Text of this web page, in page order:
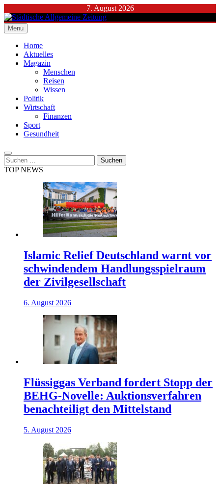
to
content
7. August 2026
Städtische Allgemeine Zeitung
Menu
Home
Aktuelles
Magazin
Menschen
Reisen
Wissen
Politik
Wirtschaft
Finanzen
Sport
Gesundheit
Suchen
nach:
TOP NEWS
Islamic Relief Deutschland warnt vor
schwindendem Handlungsspielraum
der Zivilgesellschaft
6. August 2026
Flüssiggas Verband fordert Stopp der
BEHG-Novelle: Auktionsverfahren
benachteiligt den Mittelstand
5. August 2026